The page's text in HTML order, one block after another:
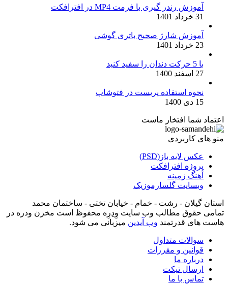
آموزش رندر گیری با فرمت MP4 در افترافکت
31 خرداد 1401
آموزش شارژ صحیح باتری گوشی
23 خرداد 1401
با 5 حرکت دندان را سفید کنید
27 اسفند 1400
نحوه استفاده پریست در فتوشاپ
15 دی 1400
اعتماد شما افتخار ماست
منو های کاربردی
عکس لایه باز(PSD)
پروژه افترافکت
آهنگ زمینه
وبسایت گلسارموزیک
استان گیلان - رشت - خمام - خیابان تختی - ساختمان محمد
تمامی حقوق مطالب وب سایت وِدِرِه محفوظ است مخزن ودره در
هاست های قدرتمند وب آیدین میزبانی می شود.
سوالات متداول
قوانین و مقررات
درباره ما
ارسال تیکت
تماس با ما